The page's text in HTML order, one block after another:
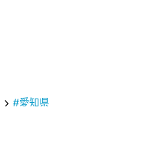
#愛知県